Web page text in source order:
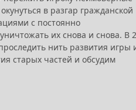
в разгар гражданской
с постоянно
их снова и снова. В
нить развития игры
старых частей и обсудим